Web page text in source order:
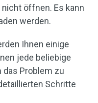
öffnen. Es kann
werden.
Ihnen einige
jede beliebige
das Problem zu
Schritte